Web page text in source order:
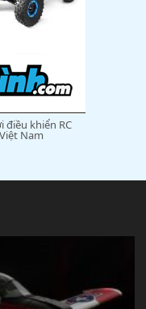
điều khiển RC
Nam